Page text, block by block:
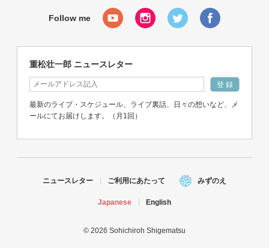
重松壮一郎 ニュースレター
最新のライブ・スケジュール、ライブ裏話、日々の想いなど、メ
ールにてお届けします。（月1回）
ニュースレター ご利用にあたって みずのえ
Japanese English
© 2026 Sohichiroh Shigematsu